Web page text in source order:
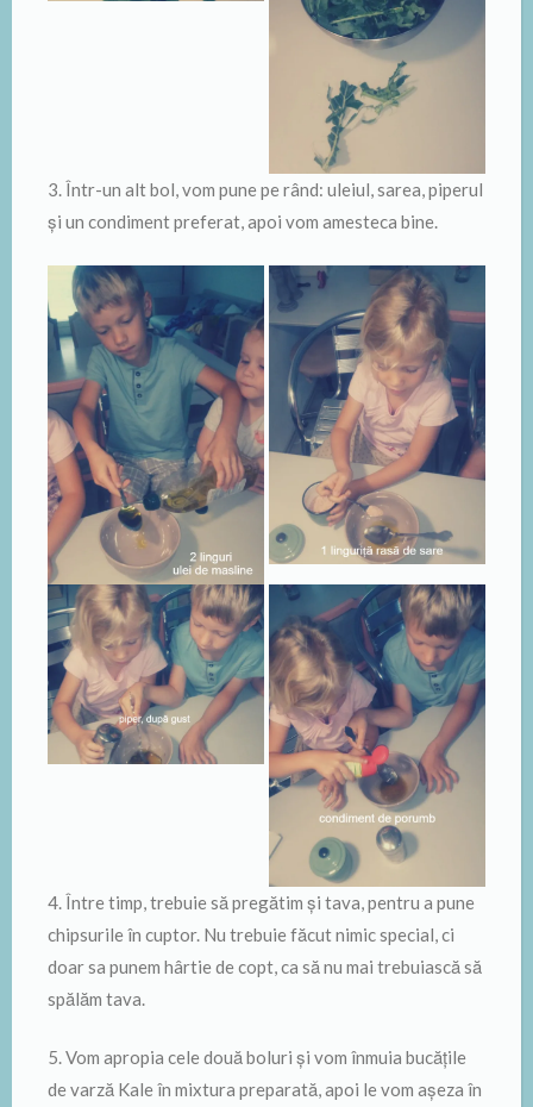
3. Într-un alt bol, vom pune pe rând: uleiul, sarea, piperul
și un condiment preferat, apoi vom amesteca bine.
4. Între timp, trebuie să pregătim și tava, pentru a pune
chipsurile în cuptor. Nu trebuie făcut nimic special, ci
doar sa punem hârtie de copt, ca să nu mai trebuiască să
spălăm tava.
5. Vom apropia cele două boluri și vom înmuia bucățile
de varză Kale în mixtura preparată, apoi le vom așeza în